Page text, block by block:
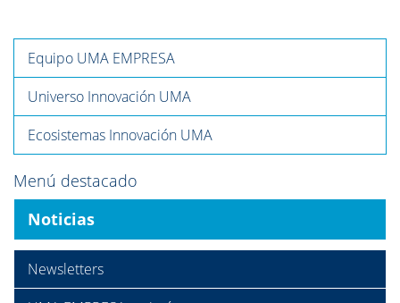
Equipo UMA EMPRESA
Universo Innovación UMA
Ecosistemas Innovación UMA
Menú destacado
Noticias
Newsletters